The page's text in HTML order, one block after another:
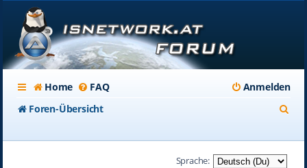
Home FAQ
Anmelden
Foren-Übersicht
Sprache: